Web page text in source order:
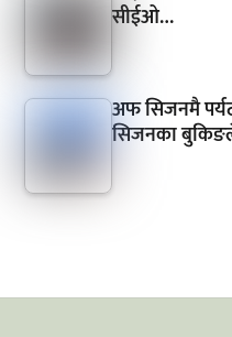
सीईओ…
अफ सिजनमै
सिजनका